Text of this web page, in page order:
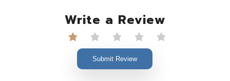
Write a Review
Submit Review